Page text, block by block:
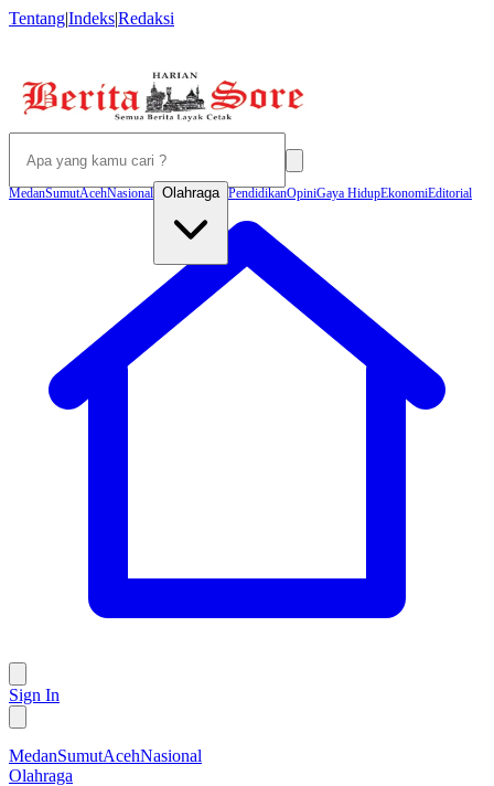
Tentang|Indeks|Redaksi
MedanSumutAcehNasional Olahraga PendidikanOpiniGaya HidupEkonomiEditorial
Sign In
MedanSumutAcehNasional
Olahraga